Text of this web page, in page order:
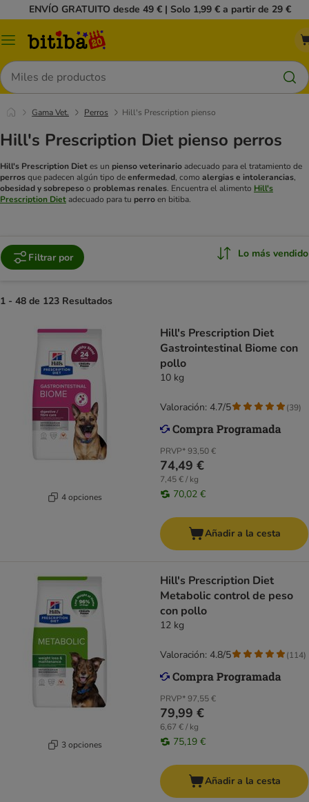
ENVÍO GRATUITO desde 49 € | Solo 1,99 € a partir de 29 €
Menú
Buscar
Gama Vet. Perros Hill's Prescription pienso
Hill's Prescription Diet pienso perros
Hill's Prescription Dietes un pienso veterinarioadecuado para el tratamiento de
perrosque padecen algún tipo deenfermedad, como alergias e intolerancias,
obesidad y sobrepesoo problemas renales. Encuentra el alimento Hill's
Prescription Dietadecuado para tu perroen bitiba.
Filtrar por Lo más vendido
1 - 48 de 123 Resultados
4 opciones
Hill's Prescription Diet
Gastrointestinal Biome con
pollo
10 kg
PRVP*93,50 €
74,49 €
7,45 € / kg
70,02 €
Valoración: 4.7/5 (39)
Añadir a la cesta
3 opciones
Hill's Prescription Diet
Metabolic control de peso
con pollo
12 kg
PRVP*97,55 €
79,99 €
6,67 € / kg
75,19 €
Valoración: 4.8/5 (114)
Añadir a la cesta